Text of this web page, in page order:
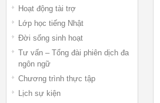
Hoạt động tài trợ
Lớp học tiếng Nhật
Đời sống sinh hoạt
Tư vấn – Tổng đài phiên dịch đa
ngôn ngữ
Chương trình thực tập
Lịch sự kiện